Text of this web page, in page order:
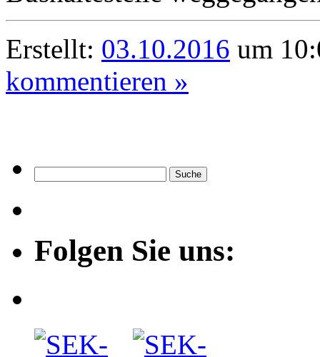
Erstellt: 03.10.2016 um
kommentieren »
Folgen Sie uns: